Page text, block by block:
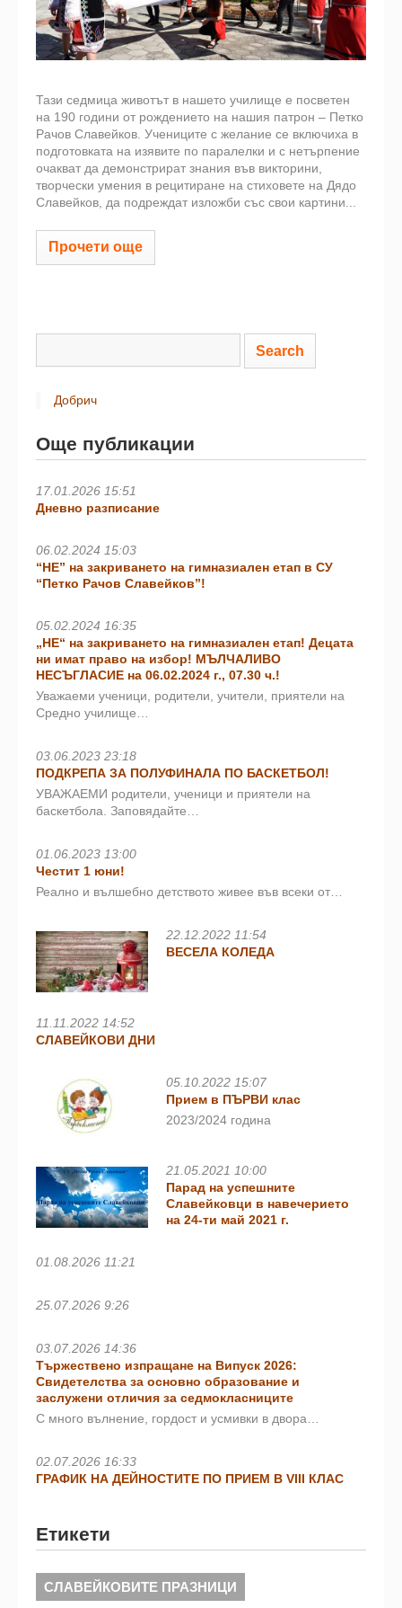
Тази седмица животът в нашето училище е посветен
на 190 години от рождението на нашия патрон – Петко
Рачов Славейков. Учениците с желание се включиха в
подготовката на изявите по паралелки и с нетърпение
очакват да демонстрират знания във викторини,
творчески умения в рецитиране на стиховете на Дядо
Славейков, да подреждат изложби със свои картини...
Прочети още
Добрич
Още публикации
17.01.2026 15:51
Дневно разписание
06.02.2024 15:03
“НЕ” на закриването на гимназиален етап в СУ
“Петко Рачов Славейков”!
05.02.2024 16:35
„НЕ“ на закриването на гимназиален етап! Децата
ни имат право на избор! МЪЛЧАЛИВО
НЕСЪГЛАСИЕ на 06.02.2024 г., 07.30 ч.!
Уважаеми ученици, родители, учители, приятели на
Средно училище…
03.06.2023 23:18
ПОДКРЕПА ЗА ПОЛУФИНАЛА ПО БАСКЕТБОЛ!
УВАЖАЕМИ родители, ученици и приятели на
баскетбола. Заповядайте…
01.06.2023 13:00
Честит 1 юни!
Реално и вълшебно детството живее във всеки от…
22.12.2022 11:54
ВЕСЕЛА КОЛЕДА
11.11.2022 14:52
СЛАВЕЙКОВИ ДНИ
05.10.2022 15:07
Прием в ПЪРВИ клас
2023/2024 година
21.05.2021 10:00
Парад на успешните
Славейковци в навечерието
на 24-ти май 2021 г.
01.08.2026 11:21
25.07.2026 9:26
03.07.2026 14:36
Тържествено изпращане на Випуск 2026:
Свидетелства за основно образование и
заслужени отличия за седмокласниците
С много вълнение, гордост и усмивки в двора…
02.07.2026 16:33
ГРАФИК НА ДЕЙНОСТИТЕ ПО ПРИЕМ В VIII КЛАС
Етикети
СЛАВЕЙКОВИТЕ ПРАЗНИЦИ